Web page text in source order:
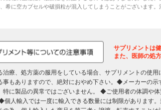
希に空カプセルや破損粒が混入してしまうことがございます
サプリメントは
また、医師の処
療、処方薬の服用をしている場合、サプリメントの使
事もありますので、絶対におやめ下さい。◆メーカーの
特に製品の異常ではございません。 ◆ご使用者の体調や
個人輸入では一度に輸入できる数量には制限があります